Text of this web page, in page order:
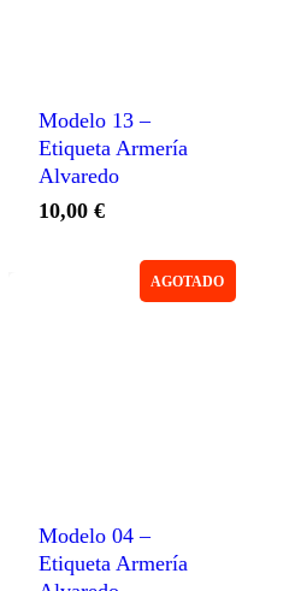
Modelo 13 –
Etiqueta Armería
Alvaredo
10,00€
Modelo 04 –
Etiqueta Armería
AGOTADO